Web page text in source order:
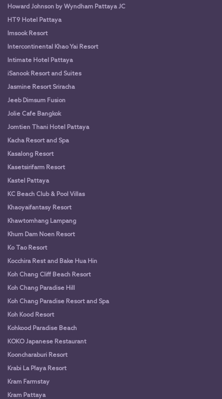
Howard Johnson by Wyndham Pattaya JC
HT9 Hotel Pattaya
Imsook Resort
Intercontinental Khao Yai Resort
Intimate Hotel Pattaya
iSanook Resort and Suites
Jasmine Resort Sriracha
Jeeb Dimsum Fusion
Jolie Cafe Bangkok
Jomtien Thani Hotel Pattaya
Kacha Resort and Spa
Kasalong Resort
Kasetsirifarm Resort
Kastel Pattaya
KC Beach Club & Pool Villas
Khaoyaifantasy Resort
Khawtomhang Lampang
Khum Dam Noen Resort
Ko Tao Resort
Kocchira Rest and Bake Hua Hin
Koh Chang Cliff Beach Resort
Koh Chang Paradise Hill
Koh Chang Paradise Resort and Spa
Koh Kood Resort
Kohkood Paradise Beach
KOKO Japanese Restaurant
Kooncharaburi Resort
Krabi La Playa Resort
Kram Farmstay
Kram Pattaya